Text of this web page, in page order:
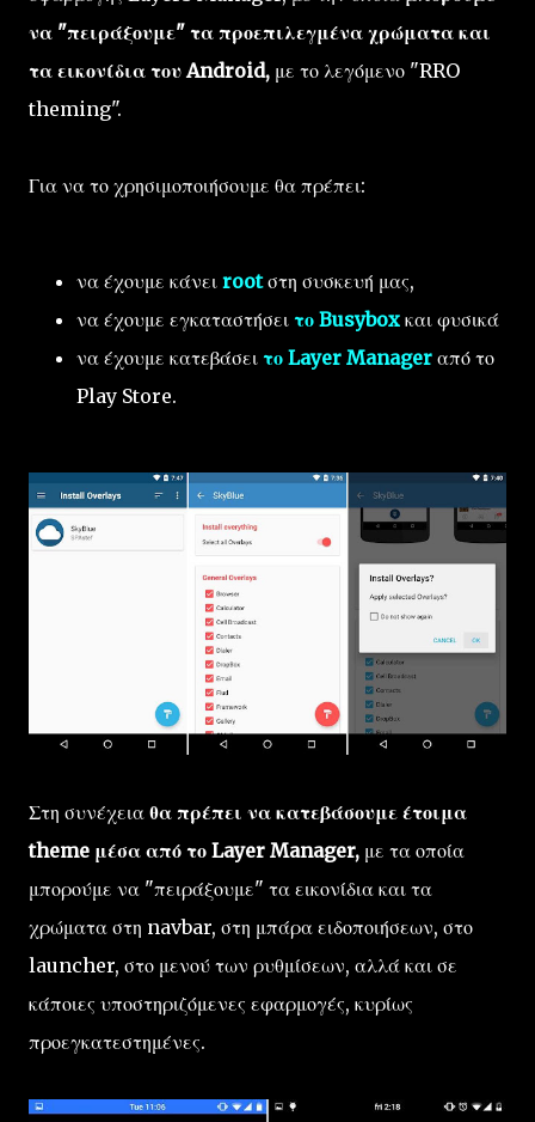
να "πειράξουμε" τα προεπιλεγμένα χρώματα και
τα εικονίδια του Android, με το λεγόμενο "RRO
theming".
Για να το χρησιμοποιήσουμε θα πρέπει:
να έχουμε κάνει rootστη συσκευή μας,
να έχουμε εγκαταστήσει το Busybox και φυσικά
να έχουμε κατεβάσει το Layer Manager από το
Play Store.
Στη συνέχεια θα πρέπει να κατεβάσουμε έτοιμα
theme μέσα από το Layer Manager, με τα οποία
μπορούμε να "πειράξουμε" τα εικονίδια και τα
χρώματα στη navbar, στη μπάρα ειδοποιήσεων, στο
launcher, στο μενού των ρυθμίσεων, αλλά και σε
κάποιες υποστηριζόμενες εφαρμογές, κυρίως
προεγκατεστημένες.